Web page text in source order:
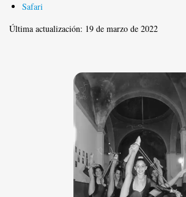
Safari
Última actualización: 19 de marzo de 2022